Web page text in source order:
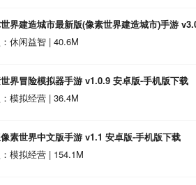
界建造城市最新版(像素世界建造城市)手游
休闲益智 | 40.6M
界冒险模拟器手游 v1.0.9 安卓版-手机版下载
模拟经营 | 36.4M
素世界中文版手游 v1.1 安卓版-手机版下载
模拟经营 | 154.1M